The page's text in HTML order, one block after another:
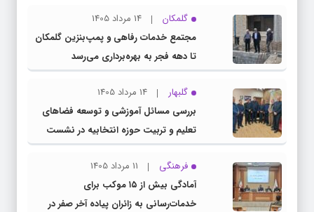
گلمکان
14 مرداد 1405
مجتمع خدمات رفاهی و پمپ‌بنزین گلمکان
تا دهه فجر به بهره‌برداری می‌رسد
گلبهار
14 مرداد 1405
بررسی مسائل آموزشی و توسعه فضاهای
تعلیم و تربیت حوزه انتخابیه در نشست
مشترک عضو کمیسیون آموزش مجلس با
مدیرکل آموزش و پرورش خراسان رضوی
فرهنگی
11 مرداد 1405
آمادگی بیش از ۱۵ موکب برای
خدمات‌رسانی به زائران پیاده آخر صفر در